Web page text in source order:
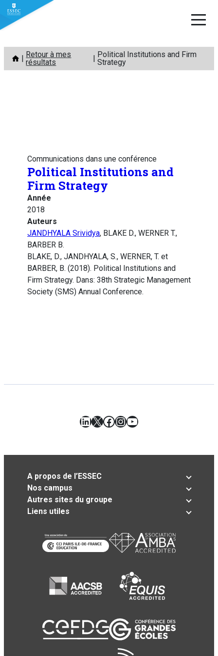
Aller
contenu
Retour à mes
résultats
Political Institutions and Firm
Strategy
Communications dans une conférence
Political Institutions and
Firm Strategy
Année
2018
Auteurs
JANDHYALA Srividya, BLAKE D., WERNER T.,
BARBER B.
BLAKE, D., JANDHYALA, S., WERNER, T. et
BARBER, B. (2018). Political Institutions and
Firm Strategy. Dans: 38th Strategic Management
Society (SMS) Annual Conference.
LinkedIn
X Facebook
Instagram
YouTube
A propos de l’ESSEC
Nos campus
Autres sites du groupe
Liens utiles